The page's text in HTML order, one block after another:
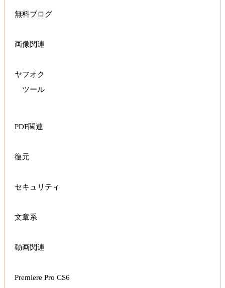
無料ブログ
画像関連
ヤフオク
ツール
PDF関連
復元
セキュリティ
文章系
動画関連
Premiere Pro CS6